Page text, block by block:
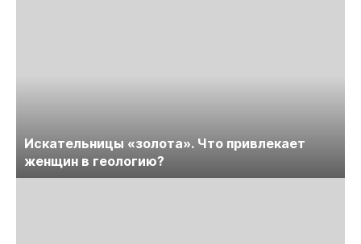
Искательницы «золота». Что привлекает
женщин в геологию?